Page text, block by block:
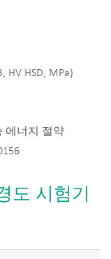
HV HSD, MPa)
에너지 절약
도 시험기